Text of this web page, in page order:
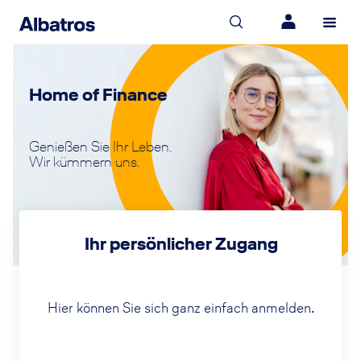
Home of Finance
Genießen Sie Ihr Leben.
Wir kümmern uns.
Ihr persönlicher Zugang
Hier können Sie sich ganz einfach anmelden.